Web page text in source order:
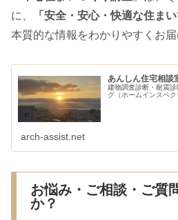
に、
「安全・安心・快適な住ま
本質的な情報をわかりやすくお届
あんしん住宅相談
建物調査診断・耐震
グ（ホームインスペク
arch-assist.net
お悩み・ご相談・ご質
か？